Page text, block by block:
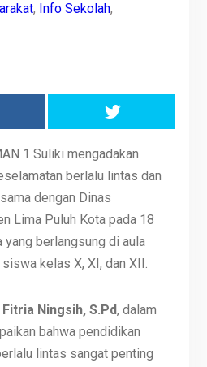
, Info Sekolah,
1 Suliki mengadakan
berlalu lintas dan
dengan Dinas
Lima Puluh Kota pada 18
yang berlangsung di aula
kelas X, XI, dan XII.
Fitria Ningsih, S.Pd, dalam
bahwa pendidikan
lintas sangat penting